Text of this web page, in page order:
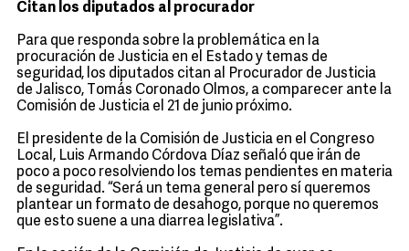
Citan los diputados al procurador
Para que responda sobre la problemática en la
procuración de Justicia en el Estado y temas de
seguridad, los diputados citan al Procurador de Justicia
de Jalisco, Tomás Coronado Olmos, a comparecer ante la
Comisión de Justicia el 21 de junio próximo.
El presidente de la Comisión de Justicia en el Congreso
Local, Luis Armando Córdova Díaz señaló que irán de
poco a poco resolviendo los temas pendientes en materia
de seguridad. “Será un tema general pero sí queremos
plantear un formato de desahogo, porque no queremos
que esto suene a una diarrea legislativa”.